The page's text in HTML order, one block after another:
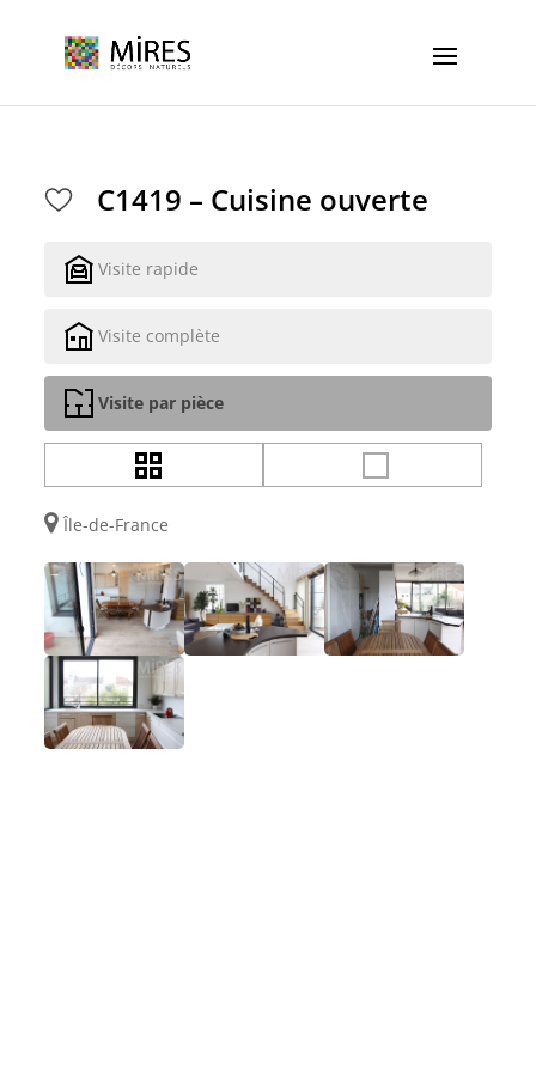
C1419 – Cuisine ouverte
Visite rapide
Visite complète
Visite par pièce
Île-de-France